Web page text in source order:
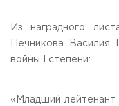
Из наградного
Печникова Василия
войны I степени:
«Младший лейтенант